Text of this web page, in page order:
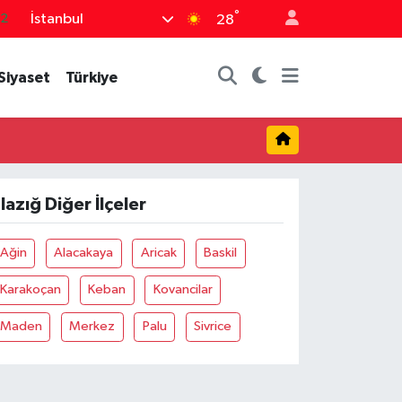
İstanbul 28°
Türkiye
Diğer İlçeler
Ağin Alacakaya Aricak Baskil
Karakoçan Keban Kovancilar
Maden Merkez Palu Sivrice